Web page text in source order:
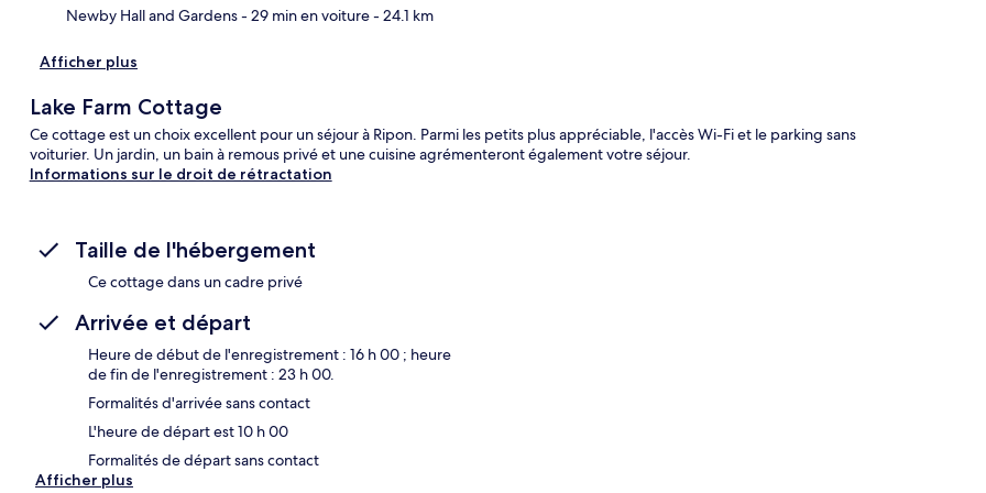
Newby Hall and Gardens- 29 min en voiture- 24.1 km
Afficher plus
Lake Farm Cottage
Ce cottage est un choix excellent pour un séjour à Ripon. Parmi les petits plus appréciable, l'accès Wi-Fi et le parking sans
voiturier. Un jardin, un bain à remous privé et une cuisine agrémenteront également votre séjour.
Informations sur le droit de rétractation
Taille de l'hébergement
Ce cottage dans un cadre privé
Arrivée et départ
Heure de début de l'enregistrement : 16 h 00 ; heure
de fin de l'enregistrement : 23 h 00.
Formalités d'arrivée sans contact
L'heure de départ est 10 h 00
Formalités de départ sans contact
Afficher plus